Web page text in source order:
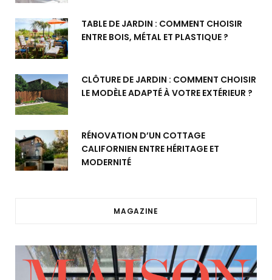
TABLE DE JARDIN : COMMENT CHOISIR
ENTRE BOIS, MÉTAL ET PLASTIQUE ?
CLÔTURE DE JARDIN : COMMENT CHOISIR
LE MODÈLE ADAPTÉ À VOTRE EXTÉRIEUR ?
RÉNOVATION D’UN COTTAGE
CALIFORNIEN ENTRE HÉRITAGE ET
MODERNITÉ
MAGAZINE